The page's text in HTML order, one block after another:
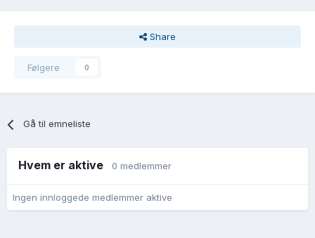
Share
Følgere 0
Gå til emneliste
Hvem er aktive 0 medlemmer
Ingen innloggede medlemmer aktive